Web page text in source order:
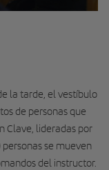
la tarde, el vestíbulo
de personas que
Clave, lide­radas por
se mueven
del instructor.